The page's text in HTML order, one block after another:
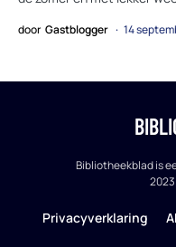
door Gastblogger 14
Bibliotheekblad is
Privacyverklaring